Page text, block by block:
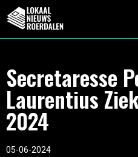
Secretaresse
Laurentius
2024
05-06-2024